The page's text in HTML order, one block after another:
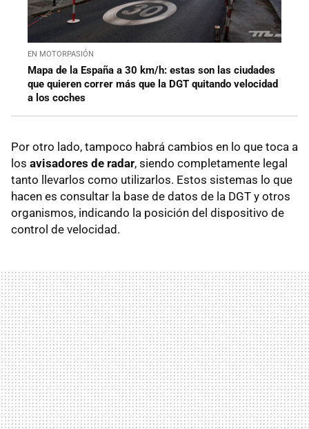
EN MOTORPASIÓN
Mapa de la España a 30 km/h: estas son las ciudades
que quieren correr más que la DGT quitando velocidad
a los coches
Por otro lado, tampoco habrá cambios en lo que toca a
los avisadores de radar, siendo completamente legal
tanto llevarlos como utilizarlos. Estos sistemas lo que
hacen es consultar la base de datos de la DGT y otros
organismos, indicando la posición del dispositivo de
control de velocidad.